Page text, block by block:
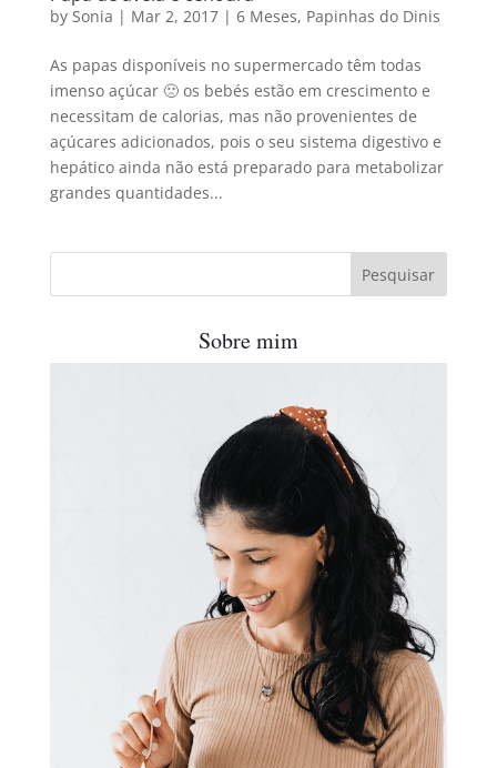
by Sonia | Mar 2, 2017| 6 Meses, Papinhas do Dinis
As papas disponíveis no supermercado têm todas
imenso açúcar 🙁 os bebés estão em crescimento e
necessitam de calorias, mas não provenientes de
açúcares adicionados, pois o seu sistema digestivo e
hepático ainda não está preparado para metabolizar
grandes quantidades...
Sobre mim